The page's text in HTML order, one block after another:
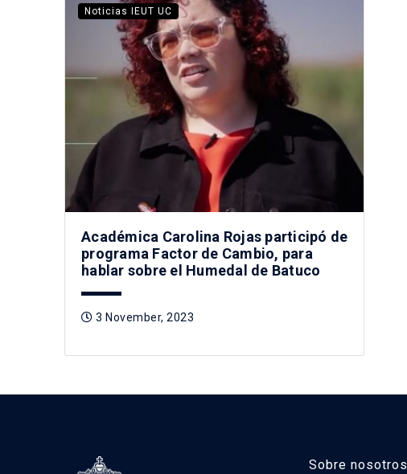
Noticias IEUT UC
Académica Carolina Rojas participó de
programa Factor de Cambio, para
hablar sobre el Humedal de Batuco
3 November, 2023
Sobre nosotros